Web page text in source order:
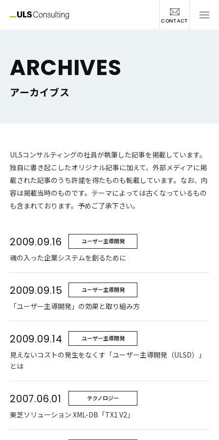
CONTACT
ARCHIVES
アーカイブス
ULSコンサルティングの社員が執筆した記事を掲載しています。
独自に書き起こしたオリジナル記事に加えて、外部メディアに掲
載された記事のうち許諾を得たものも転載しています。なお、内
容は掲載当時のものです。テーマによっては古くなっているもの
も含まれております。予めご了承下さい。
2009.09.16 ユーザー主導開発
魂の入った企業システムを創るために
2009.09.15 ユーザー主導開発
「ユーザー主導開発」の効果と取り組み方
2009.09.14 ユーザー主導開発
見えないコストの発生をなくす「ユーザー主導開発（ULSD）」
とは
2007.06.01 テクノロジー
東芝ソリューション XML-DB「TX1 V2」